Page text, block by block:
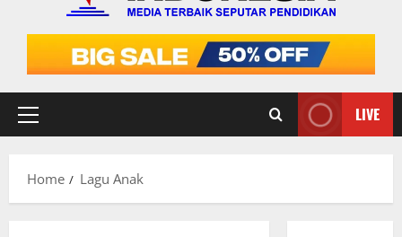
Primary
LIVE
Home Lagu Anak